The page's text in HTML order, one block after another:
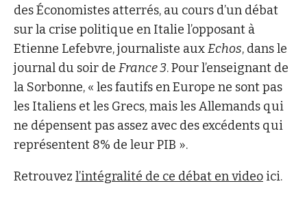
des Économistes atterrés, au cours d’un débat
sur la crise politique en Italie l’opposant à
Etienne Lefebvre, journaliste auxEchos, dans le
journal du soir de France 3. Pour l’enseignant de
la Sorbonne, « les fautifs en Europe ne sont pas
les Italiens et les Grecs, mais les Allemands qui
ne dépensent pas assez avec des excédents qui
représentent 8% de leur PIB ».
Retrouvez l’intégralité de ce débat en video ici.